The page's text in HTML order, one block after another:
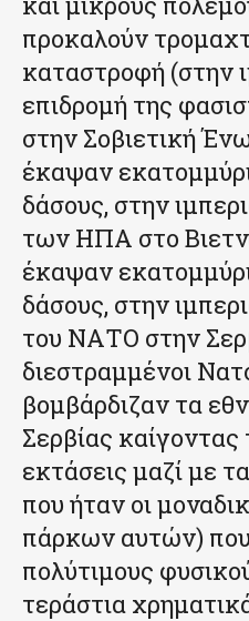
προκαλούν
καταστροφή (στην
επιδρομή της
στην Σοβιετική
έκαψαν
δάσους, στην
των ΗΠΑ στο
έκαψαν
δάσους, στην
του ΝΑΤΟ στην
διεστραμμένοι
βομβάρδιζαν τα
Σερβίας καίγοντας
εκτάσεις μαζί με
που ήταν οι
πάρκων αυτών)
πολύτιμους
τεράστια